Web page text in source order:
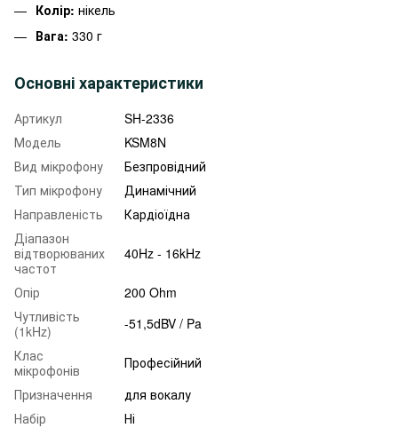
Колір: нікель
Вага: 330 г
Основні характеристики
Артикул
SH-2336
Модель
KSM8N
Вид мікрофону
Безпровідний
Тип мікрофону
Динамічний
Направленість
Кардіоїдна
Діапазон
відтворюваних
частот
40Hz - 16kHz
Опір
200 Ohm
Чутливість
(1kHz)
-51,5dBV / Pa
Клас
мікрофонів
Професійний
Призначення
для вокалу
Набір
Ні